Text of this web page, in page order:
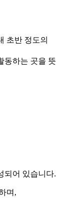
초반 정도의
동하는 곳을 뜻
되어 있습니다.
며,